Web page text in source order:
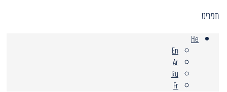
תפריט
He
En
Ar
Ru
Fr